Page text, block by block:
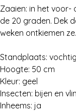
Zaaien: in het
de 20 graden. Dek
weken ontkiemen ze.
Standplaats:
Hoogte: 50 cm
Kleur: geel
Insecten: bijen en
Inheems: ja